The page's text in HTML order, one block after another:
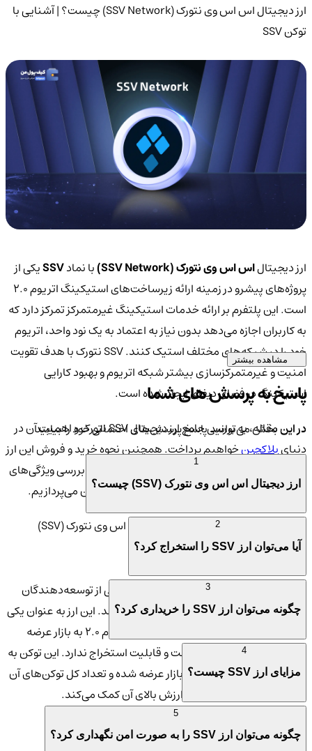
ارز دیجیتال اس اس وی نتورک (SSV Network) چیست؟ | آشنایی با
توکن SSV
ارز دیجیتالاس اس وی نتورک (SSV Network) با نمادSSVیکی از
پروژه‌های پیشرو در زمینه ارائه زیرساخت‌های استیکینگ اتریوم ۲.۰
است. این پلتفرم بر ارائه خدمات استیکینگ غیرمتمرکز تمرکز دارد که
به کاربران اجازه می‌دهد بدون نیاز به اعتماد به یک نود واحد، اتریوم
خود را در شبکه‌های مختلف استیک کنند. SSV نتورک با هدف تقویت
امنیت و غیرمتمرکزسازی بیشتر شبکه اتریوم و بهبود کارایی
استیکینگ در فضای دیفای ایجاد شده است.
در این مقاله، به بررسی جامع ارز دیجیتال SSV نتورک و اهمیت آن در
دنیایبلاکچینخواهیم پرداخت. همچنین نحوه خرید و فروش این ارز
از طریق صرافی کیف پول من را شرح می‌دهیم و به بررسی ویژگی‌های
منحصر به فرد این پروژه و مزایای سرمایه‌گذاری در آن می‌پردازیم.
ویژگی‌های منحصر به فرد ارز دیجیتال اس اس وی نتورک (SSV)
ارائه بنیانگذاران ارز SSV
در سال 2021 توسط تیمی از توسعه‌دهندگان
برجسته در حوزه بلاکچین و دیفای راه‌اندازی شد. این ارز به عنوان یکی
از راه‌حل‌های غیرمتمرکز برای استیکینگ اتریوم ۲.۰ به بازار عرضه
است و قابلیت استخراج ندارد. این توکن به
صورت از پیش تولید شده در بازار عرضه شده و تعداد کل توکن‌های آن
محدود است که به کمیابی و ارزش بالای آن کمک می‌کند.
ویژگی‌ها و کاربردها
مشاهده بیشتر
پاسخ به پرسش های شما
در این بخش می‌توانید پاسخ پرسش‌های احتمالی خود را بیابید
ارز دیجیتال اس اس وی نتورک (SSV) چیست؟
آیا می‌توان ارز SSV را استخراج کرد؟
چگونه می‌توان ارز SSV را خریداری کرد؟
مزایای ارز SSV چیست؟
چگونه می‌توان ارز SSV را به صورت امن نگهداری کرد؟